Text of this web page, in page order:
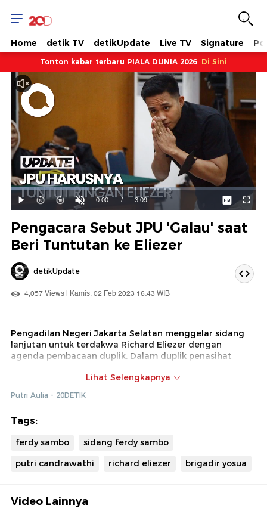
Home detik TV detikUpdate Live TV Signature
Tonton kabar terbaru PIALA DUNIA 2026 Di Sini
Mainkan
Suara
Hidup
Waktu
0:00 / Durasi
3:09
Dimuat:
31.78%
Pengacara Sebut JPU 'Galau' saat
Beri Tuntutan ke Eliezer
detikUpdate
4,057 Views | Kamis, 02 Feb 2023 16:43 WIB
Pengadilan Negeri Jakarta Selatan menggelar sidang
lanjutan untuk terdakwa Richard Eliezer dengan
agenda pembacaan duplik. Dalam duplik penasihat
dan seharusnya berani menuntut Eliezer lebih ringan
dari terdakwa lain.
Lihat Selengkapnya
Putri Aulia - 20DETIK
Tags:
ferdy sambo
sidang ferdy sambo
putri candrawathi
richard eliezer brigadir yosua
Video Lainnya